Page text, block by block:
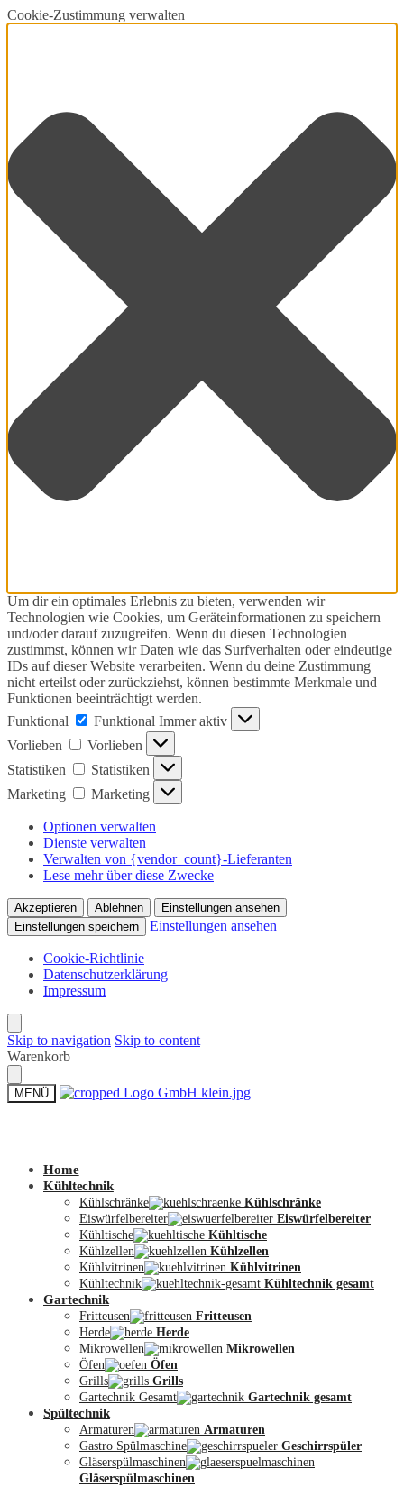
Cookie-Zustimmung verwalten
Um dir ein optimales Erlebnis zu bieten, verwenden wir
Technologien wie Cookies, um Geräteinformationen zu speichern
und/oder darauf zuzugreifen. Wenn du diesen Technologien
zustimmst, können wir Daten wie das Surfverhalten oder eindeutige
IDs auf dieser Website verarbeiten. Wenn du deine Zustimmung
nicht erteilst oder zurückziehst, können bestimmte Merkmale und
Funktionen beeinträchtigt werden.
Funktional
Funktional Immer aktiv
Vorlieben
Vorlieben
Statistiken
Statistiken
Marketing
Marketing
Optionen verwalten
Dienste verwalten
Verwalten von {vendor_count}-Lieferanten
Lese mehr über diese Zwecke
Akzeptieren Ablehnen
Einstellungen ansehen
Einstellungen speichern
Einstellungen ansehen
Cookie-Richtlinie
Datenschutzerklärung
Impressum
Skip to navigation Skip to content
Warenkorb
MENÜ
Zum Shop
Home
Kühltechnik
Kühlschränke
Kühlschränke
Eiswürfelbereiter
Eiswürfelbereiter
Kühltische
Kühltische
Kühlzellen
Kühlzellen
Kühlvitrinen
Kühlvitrinen
Kühltechnik
Kühltechnik gesamt
Gartechnik
Fritteusen
Fritteusen
Herde
Herde
Mikrowellen
Mikrowellen
Öfen
Öfen
Grills
Grills
Gartechnik Gesamt
Gartechnik gesamt
Spültechnik
Armaturen
Armaturen
Gastro Spülmaschine
Geschirrspüler
Gläserspülmaschinen
Gläserspülmaschinen